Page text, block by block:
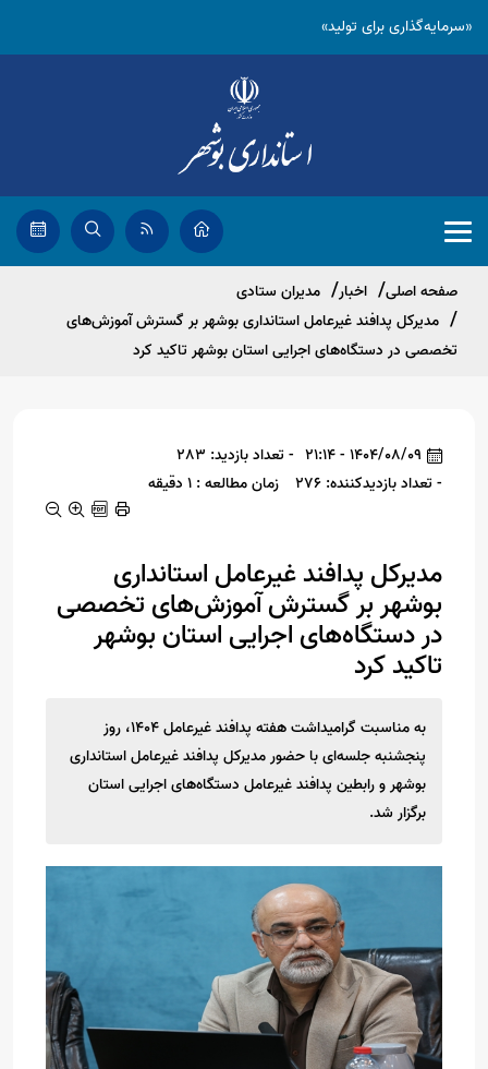
«سرمایه‌گذاری برای تولید»
صفحه اصلی اخبار
مدیران ستادی
مدیرکل پدافند غیرعامل استانداری بوشهر بر گسترش آموزش‌های
تخصصی در دستگاه‌های اجرایی استان بوشهر تاکید کرد
1404/08/09 - 21:14
- تعداد بازدید: 283
- تعداد بازدیدکننده: 276
زمان مطالعه : 1 دقیقه
مدیرکل پدافند غیرعامل استانداری
بوشهر بر گسترش آموزش‌های تخصصی
در دستگاه‌های اجرایی استان بوشهر
تاکید کرد
به مناسبت گرامیداشت هفته پدافند غیرعامل ۱۴۰۴، روز
پنجشنبه جلسه‌ای با حضور مدیرکل پدافند غیرعامل استانداری
بوشهر و رابطین پدافند غیرعامل دستگاه‌های اجرایی استان
برگزار شد.